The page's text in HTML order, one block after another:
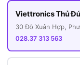
Viettronics Thủ
30 Đỗ Xuân Hợp,
028.37 313 563